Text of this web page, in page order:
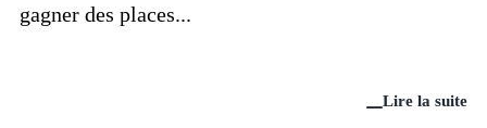
gagner des places...
Lire la suite